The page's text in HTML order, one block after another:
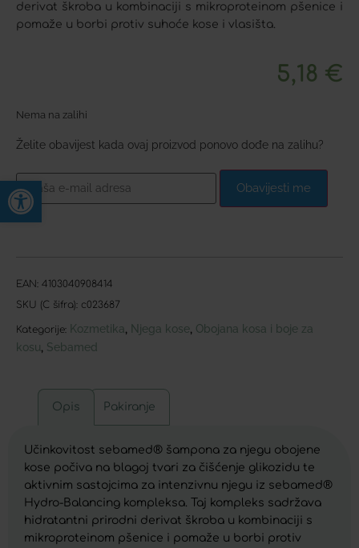
Open toolbar
derivat škroba u kombinaciji s mikroproteinom pšenice i
pomaže u borbi protiv suhoće kose i vlasišta.
5,18 €
Nema na zalihi
Želite obavijest kada ovaj proizvod ponovo dođe na zalihu?
Obavijesti me
EAN: 4103040908414
SKU (C šifra): c023687
Kategorije: Kozmetika Njega kose Obojana kosa i boje za
kosu Sebamed
Opis Pakiranje
Učinkovitost sebamed® šampona za njegu obojene
kose počiva na blagoj tvari za čišćenje glikozidu te
aktivnim sastojcima za intenzivnu njegu iz sebamed®
Hydro-Balancing kompleksa. Taj kompleks sadržava
hidratantni prirodni derivat škroba u kombinaciji s
mikroproteinom pšenice i pomaže u borbi protiv